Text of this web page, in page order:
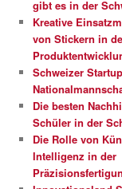
gibt es in der
Kreative
von Stickern in
Schweizer Startup
Die besten
Schüler in der
Die Rolle von
Intelligenz in der